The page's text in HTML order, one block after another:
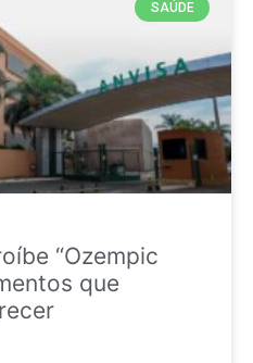
SAÚDE
“Ozempic
que